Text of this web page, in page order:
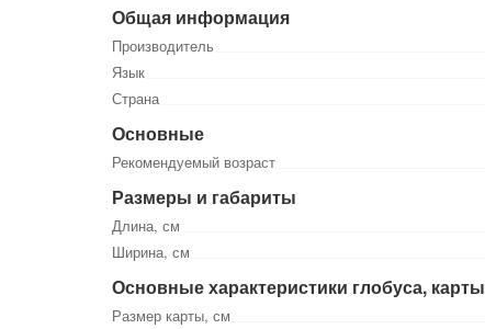
Общая информация
Производитель
Язык
Страна
Основные
Рекомендуемый возраст
Размеры и габариты
Длина, см
Ширина, см
Основные характеристики глобуса, карты
Размер карты, см